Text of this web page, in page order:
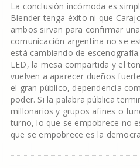
La conclusión incómoda es
Blender tenga éxito ni que
ambos sirvan para confirmar
comunicación argentina no se
está cambiando de
LED, la mesa compartida y el
vuelven a aparecer dueños
el gran público, dependencia
poder. Si la palabra pública
millonarios y grupos afines o
turno, lo que se empobrece no
que se empobrece es la